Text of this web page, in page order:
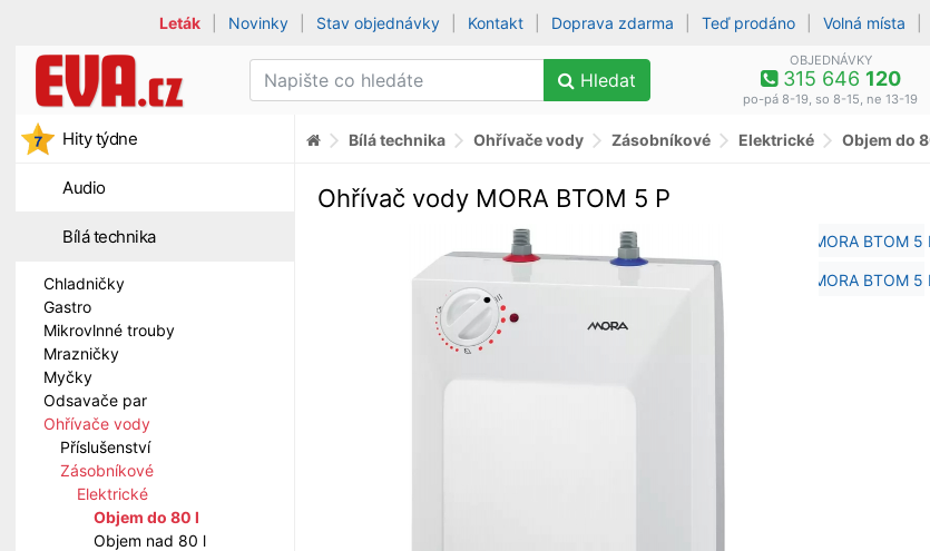
Leták Novinky Stav objednávky Kontakt Doprava zdarma Teď prodáno Volná místa
Hledat
OBJEDNÁVKY
315 646 120
po-pá 8-19, so 8-15, ne 13-19
Hity týdne
Audio
Bílá technika
Chladničky
Gastro
Mikrovlnné trouby
Mrazničky
Myčky
Odsavače par
Ohřívače vody
Příslušenství
Zásobníkové
Elektrické
Objem do 80 l
Objem nad 80 l
Bílá technika Ohřívače vody Zásobníkové Elektrické Objem do
Ohřívač vody MORA BTOM 5 P